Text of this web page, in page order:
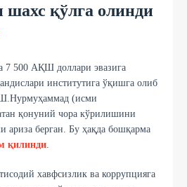
шахс қўлга олинди
500 АҚШ доллари эвазига
институтига ўқишга олиб
(исми
қонуний чора кўрилишини
ариза берган. Бу ҳақда бошқарма
қилинди
хавфсизлик ва коррупцияга